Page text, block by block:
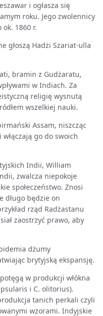
i ogłasza się
roku. Jego zwolennicy
1860 r.
głoszą Hadżi Szariat-ulla
bramin z Gudżaratu,
w Indiach. Za
religię wysnutą
wszelkiej nauki.
Assam, niszcząc
go do swoich
Indii, William
zwalcza niepokoje
społeczeństwo. Znosi
długo będzie on
rząd Radżastanu
zaostrzyć prawo, aby
dżumy
brytyjską ekspansję.
w produkcji włókna
i C. olitorius).
tanich perkali czyli
wzorami. Indyjskie